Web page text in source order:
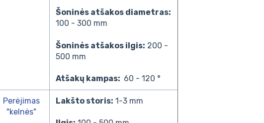
Šoninės atšakos diametras:
100 - 300 mm
Šoninės atšakos ilgis: 200 -
500 mm
Atšakų kampas: 60 - 120 °
Perėjimas
"kelnės"
Lakšto storis: 1-3 mm